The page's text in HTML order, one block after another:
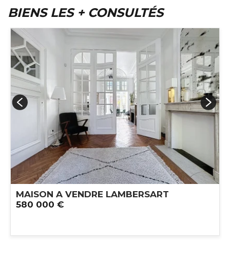
BIENS LES + CONSULTÉS
MAISON A VENDRE LAMBERSART
580 000 €